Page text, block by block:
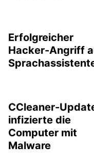
Erfolgreicher
Hacker-Angriff
CCleaner-
infizierte die
Computer mit
Malware